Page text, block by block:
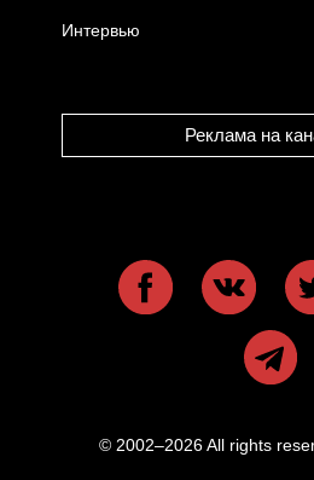
Интервью
Реклама на
© 2002–2026 All rights